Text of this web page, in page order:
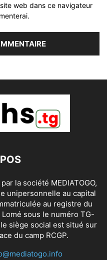
web dans ce navigateur
la société MEDIATOGO,
unipersonnelle au capital
au registre du
sous le numéro TG-
siège social est situé sur
du camp RCGP.